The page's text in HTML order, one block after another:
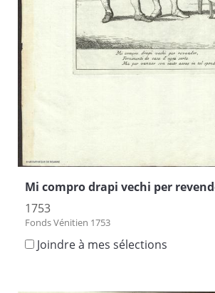
Mi compro drapi vechi per
1753
Fonds Vénitien 1753
Joindre à mes sélections